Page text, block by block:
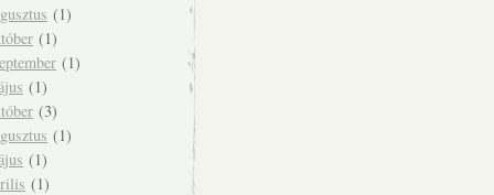
(1)
(1)
(1)
(1)
(3)
(1)
(1)
(1)